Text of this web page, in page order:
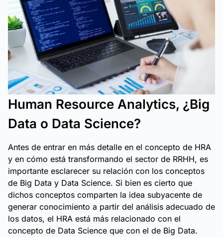
Human Resource Analytics, ¿Big
Data o Data Science?
Antes de entrar en más detalle en el concepto de HRA
y en cómo está transformando el sector de RRHH, es
importante esclarecer su relación con los conceptos
de Big Data y Data Science. Si bien es cierto que
dichos conceptos comparten la idea subyacente de
generar conocimiento a partir del análisis adecuado de
los datos, el HRA está más relacionado con el
concepto de Data Science que con el de Big Data.